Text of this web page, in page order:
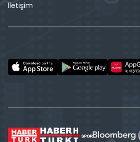
İletişim